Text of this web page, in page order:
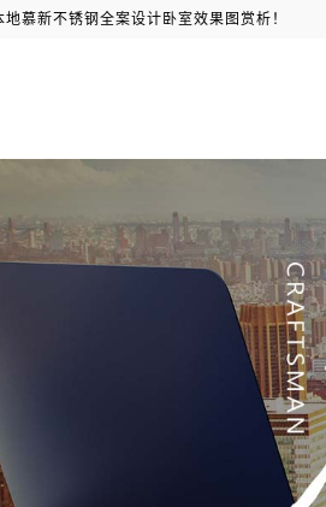
地慕新不锈钢全案设计卧室效果图赏析！